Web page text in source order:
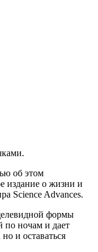
об этом
издание о жизни и
Science Advances.
формы
по ночам и дает
и оставаться